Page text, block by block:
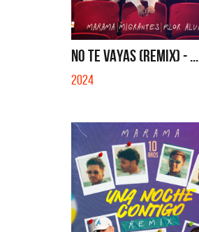
NO TE VAYAS (REMIX) - ...
2024